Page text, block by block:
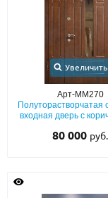
Увеличить
Арт-ММ270
Полуторастворчатая
входная дверь с
стеклопакетом
80 000 руб.